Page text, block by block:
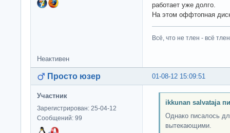
работает уже долго.
На этом оффтопная
Всё, что не тлен - всё
Неактивен
01-08-12 15:09:51
Просто юзер
Участник
Зарегистрирован: 25-04-12
Сообщений: 99
ikkunan salvataja
Однако писалось
вытекающими.